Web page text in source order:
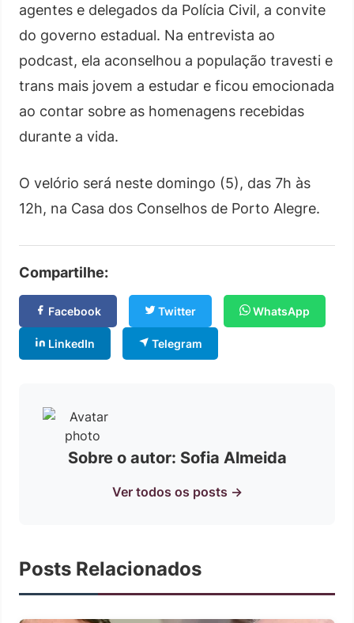
agentes e delegados da Polícia Civil, a convite
do governo estadual. Na entrevista ao
podcast, ela aconselhou a população travesti e
trans mais jovem a estudar e ficou emocionada
ao contar sobre as homenagens recebidas
durante a vida.
O velório será neste domingo (5), das 7h às
12h, na Casa dos Conselhos de Porto Alegre.
Compartilhe:
Facebook Twitter WhatsApp
LinkedIn Telegram
Sobre o autor: Sofia Almeida
Ver todos os posts →
Posts Relacionados